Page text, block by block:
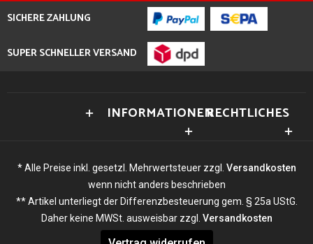
SICHERE ZAHLUNG
SUPER SCHNELLER VERSAND
INFORMATIONENRECHTLICHES
* Alle Preise inkl. gesetzl. Mehrwertsteuer zzgl. Versandkosten
wenn nicht anders beschrieben
** Artikel unterliegt der Differenzbesteuerung gem. § 25a UStG.
Daher keine MWSt. ausweisbar zzgl. Versandkosten